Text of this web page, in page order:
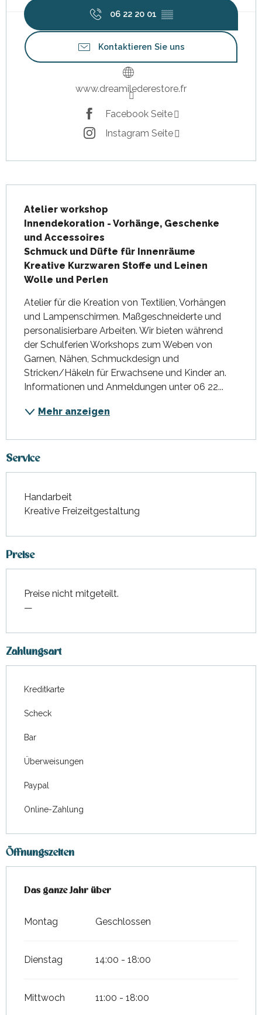
06 22 20 01 ▒▒
Kontaktieren Sie uns
www.dreamilederestore.fr
Facebook Seite
Instagram Seite
Atelier workshop
Innendekoration - Vorhänge, Geschenke
und Accessoires
Schmuck und Düfte für Innenräume
Kreative Kurzwaren Stoffe und Leinen
Wolle und Perlen
Atelier für die Kreation von Textilien, Vorhängen
und Lampenschirmen. Maßgeschneiderte und
personalisierbare Arbeiten. Wir bieten während
der Schulferien Workshops zum Weben von
Garnen, Nähen, Schmuckdesign und
Stricken/Häkeln für Erwachsene und Kinder an.
Informationen und Anmeldungen unter 06 22...
Mehr anzeigen
Service
Handarbeit
Kreative Freizeitgestaltung
Preise
Preise nicht mitgeteilt.
—
Zahlungsart
Kreditkarte
Scheck
Bar
Überweisungen
Paypal
Online-Zahlung
Öffnungszeiten
Das ganze Jahr über
Das ganze Jahr über
Montag Geschlossen
Dienstag 14:00 - 18:00
Mittwoch 11:00 - 18:00